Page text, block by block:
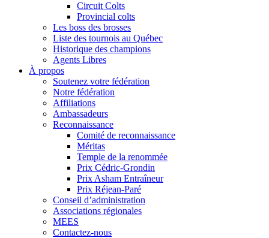
Circuit Colts
Provincial colts
Les boss des brosses
Liste des tournois au Québec
Historique des champions
Agents Libres
À propos
Soutenez votre fédération
Notre fédération
Affiliations
Ambassadeurs
Reconnaissance
Comité de reconnaissance
Méritas
Temple de la renommée
Prix Cédric-Grondin
Prix Asham Entraîneur
Prix Réjean-Paré
Conseil d’administration
Associations régionales
MEES
Contactez-nous